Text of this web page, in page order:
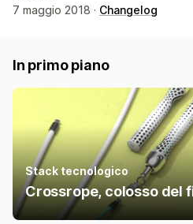
7 maggio 2018 · Changelog
In primo piano
Stack tecnologico
Crossrope, colosso del